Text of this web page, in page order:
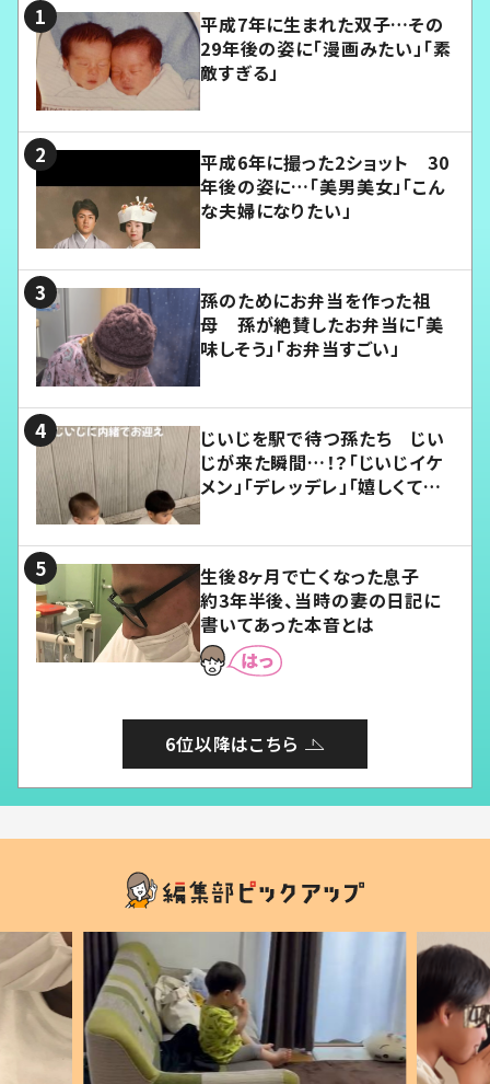
平成7年に生まれた双子…その
29年後の姿に「漫画みたい」「素
敵すぎる」
平成6年に撮った2ショット 30
年後の姿に…「美男美女」「こん
な夫婦になりたい」
孫のためにお弁当を作った祖
母 孫が絶賛したお弁当に「美
味しそう」「お弁当すごい」
じいじを駅で待つ孫たち じい
じが来た瞬間…！？「じいじイケ
メン」「デレッデレ」「嬉しくて可
生後8ヶ月で亡くなった息子
約3年半後、当時の妻の日記に
書いてあった本音とは
6位以降はこちら